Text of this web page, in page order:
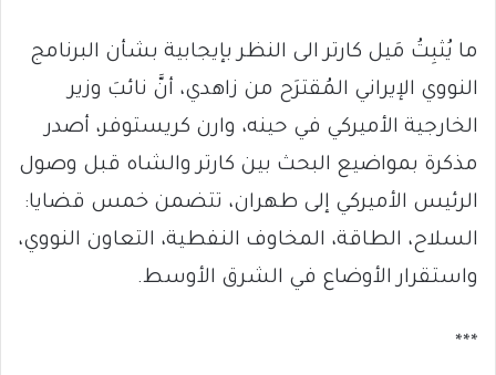
ما يُثبِتُ مَيل كارتر الى النظر بإيجابية بشأن البرنامج
النووي الإيراني المُقترَح من زاهدي، أنَّ نائبَ وزير
الخارجية الأميركي في حينه، وارن كريستوفر، أصدر
مذكرة بمواضيع البحث بين كارتر والشاه قبل وصول
الرئيس الأميركي إلى طهران، تتضمن خمس قضايا:
السلاح، الطاقة، المخاوف النفطية، التعاون النووي،
واستقرار الأوضاع في الشرق الأوسط.
***